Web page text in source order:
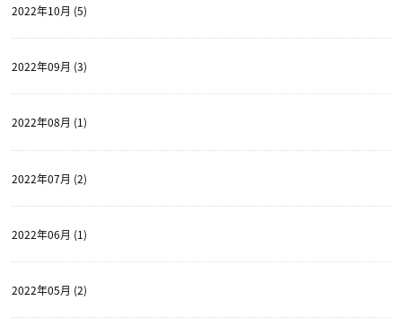
2022年10月 (5)
2022年09月 (3)
2022年08月 (1)
2022年07月 (2)
2022年06月 (1)
2022年05月 (2)